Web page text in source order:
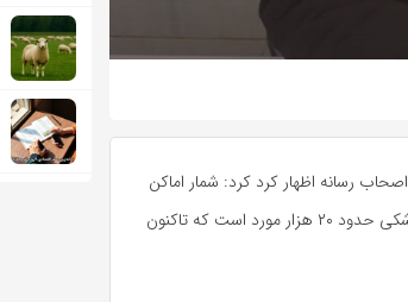
رسانه اظهار کرد کرد: شمار اماکن
عمومی و مراکز تهیه و توزیع مواد غذایی تحت پوشش دانشگاه علوم پزشکی حدود ۲۰ هزار مورد است که تاکنون